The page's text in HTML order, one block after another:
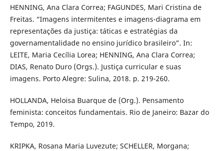
HENNING, Ana Clara Correa; FAGUNDES, Mari Cristina de
Freitas. “Imagens intermitentes e imagens-diagrama em
representações da justiça: táticas e estratégias da
governamentalidade no ensino jurídico brasileiro”. In:
LEITE, Maria Cecília Lorea; HENNING, Ana Clara Correa;
DIAS, Renato Duro (Orgs.). Justiça curricular e suas
imagens. Porto Alegre: Sulina, 2018. p. 219-260.
HOLLANDA, Heloisa Buarque de (Org.). Pensamento
feminista: conceitos fundamentais. Rio de Janeiro: Bazar do
Tempo, 2019.
KRIPKA, Rosana Maria Luvezute; SCHELLER, Morgana;